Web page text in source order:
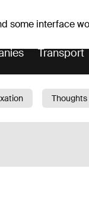
some interface
Transport
Thoughts